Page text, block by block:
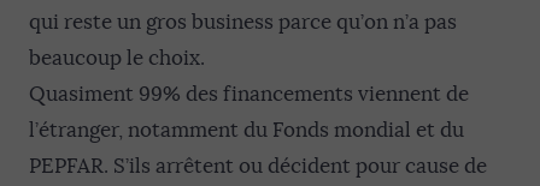
qui reste un gros business parce qu’on n’a pas
beaucoup le choix.
Quasiment 99% des financements viennent de
l’étranger, notamment du Fonds mondial et du
PEPFAR. S’ils arrêtent ou décident pour cause de